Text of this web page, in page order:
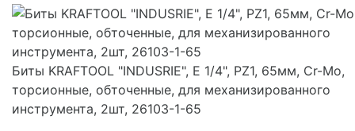
Биты KRAFTOOL "INDUSRIE", E 1/4", PZ1, 65мм, Cr-Mo,
торсионные, обточенные, для механизированного
инструмента, 2шт, 26103-1-65